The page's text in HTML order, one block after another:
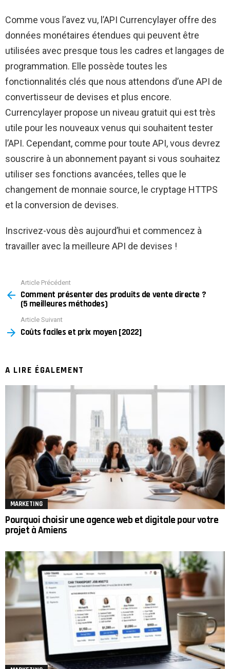
Comme vous l’avez vu, l’API Currencylayer offre des
données monétaires étendues qui peuvent être
utilisées avec presque tous les cadres et langages de
programmation. Elle possède toutes les
fonctionnalités clés que nous attendons d’une API de
convertisseur de devises et plus encore.
Currencylayer propose un niveau gratuit qui est très
utile pour les nouveaux venus qui souhaitent tester
l’API. Cependant, comme pour toute API, vous devrez
souscrire à un abonnement payant si vous souhaitez
utiliser ses fonctions avancées, telles que le
changement de monnaie source, le cryptage HTTPS
et la conversion de devises.
Inscrivez-vous dès aujourd’hui et commencez à
travailler avec la meilleure API de devises !
more
Article Précédent
Comment présenter des produits de vente directe ?
(5 meilleures méthodes)
Article Suivant
Coûts faciles et prix moyen [2022]
A LIRE ÉGALEMENT
MARKETING
Pourquoi choisir une agence web et digitale pour votre
projet à Amiens